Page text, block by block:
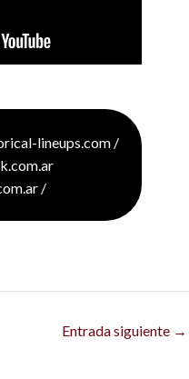
lineups.com /
/
Entrada siguiente →